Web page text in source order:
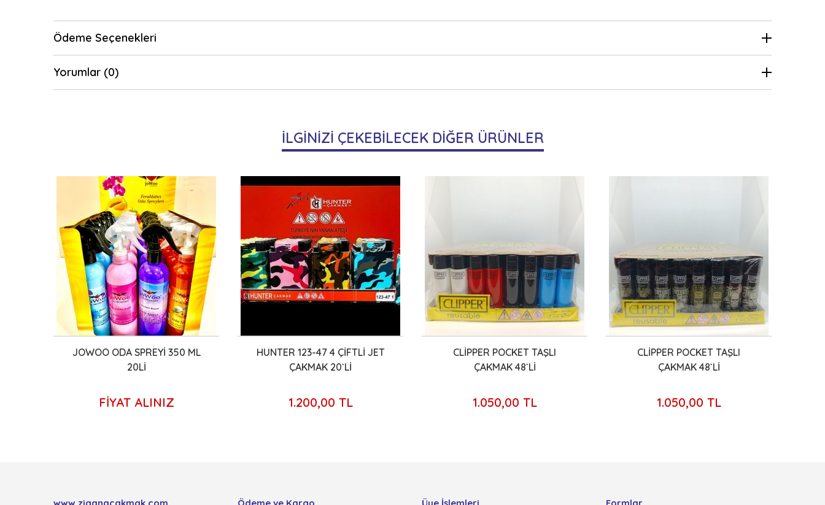
Ödeme Seçenekleri
Yorumlar (0)
İLGİNİZİ ÇEKEBİLECEK DİĞER ÜRÜNLER
JOWOO ODA SPREYİ 350 ML
20Lİ
FİYAT ALINIZ
HUNTER 123-47 4 ÇİFTLİ JET
ÇAKMAK 20`Lİ
1.200,00 TL
CLİPPER POCKET TAŞLI
ÇAKMAK 48`Lİ
1.050,00 TL
CLİPPER POCKET TAŞLI
ÇAKMAK 48`Lİ
1.050,00 TL